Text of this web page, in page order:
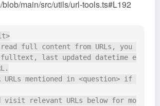
main/src/utils/url-tools.ts#L192
read full content from URLs, you
fulltext, last updated datetime e
URLs mentioned in <question> if
visit relevant URLs below for mo